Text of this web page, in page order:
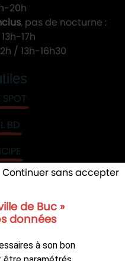
de Buc »
données
à son bon
Continuer sans accepter
20h
, pas de nocturne :
17h
/ 13h-16h30
SPOT
BD